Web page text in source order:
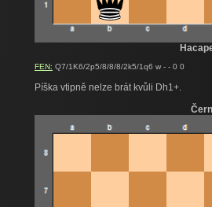
FEN: Q7/1K6/2p5/8/8/8/2k5/1q6 w - - 0 0
Píška vtipně nelze brát kvůli Dh1+.